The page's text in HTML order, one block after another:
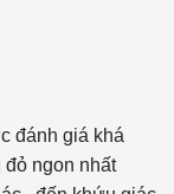
đánh giá khá
ngon nhất